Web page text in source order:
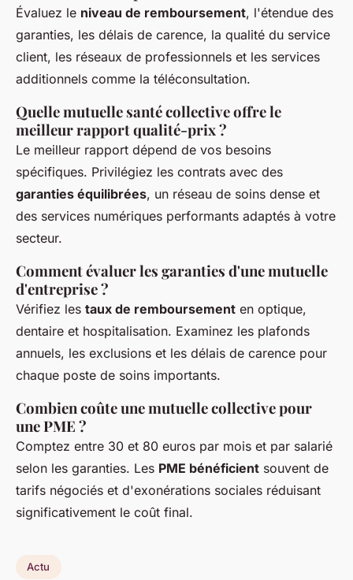
Évaluez le niveau de remboursement, l'étendue des
garanties, les délais de carence, la qualité du service
client, les réseaux de professionnels et les services
additionnels comme la téléconsultation.
Quelle mutuelle santé collective offre le
meilleur rapport qualité-prix ?
Le meilleur rapport dépend de vos besoins
spécifiques. Privilégiez les contrats avec des
garanties équilibrées, un réseau de soins dense et
des services numériques performants adaptés à votre
secteur.
Comment évaluer les garanties d'une mutuelle
d'entreprise ?
Vérifiez les taux de remboursement en optique,
dentaire et hospitalisation. Examinez les plafonds
annuels, les exclusions et les délais de carence pour
chaque poste de soins importants.
Combien coûte une mutuelle collective pour
une PME ?
Comptez entre 30 et 80 euros par mois et par salarié
selon les garanties. Les PME bénéficient souvent de
tarifs négociés et d'exonérations sociales réduisant
significativement le coût final.
Actu